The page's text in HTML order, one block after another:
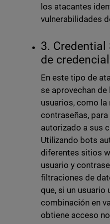
los atacantes
vulnerabilidades
3.
de
En este tipo de
se aprovechan
usuarios, como
contraseñas,
autorizado a sus
Utilizando bots
diferentes sitios
usuario y
filtraciones de
que, si un usuario
combinación en
obtiene acceso